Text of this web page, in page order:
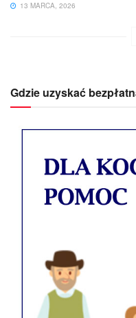
13 MARCA, 2026
Gdzie uzyskać